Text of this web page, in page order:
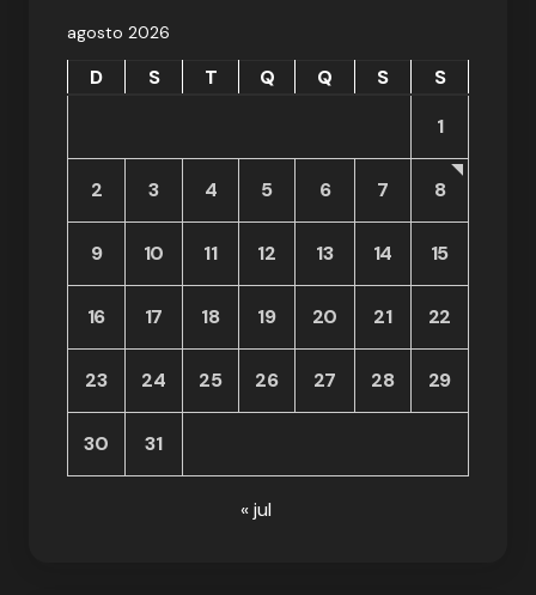
agosto 2026
D S T Q Q S
S
1
2 3 4 5 6 7 8
9 10 11 12 13 14 15
16 17 18 19 20 21 22
23 24 25 26 27 28 29
30 31
« jul